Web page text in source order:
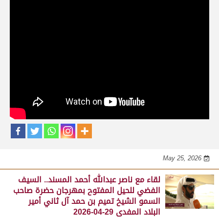
May 25, 2026
لقاء مع جابر بن سالم بن فاران.. مضمر هجن الشحانية الفائز
بالسيف الذهبي للحيل المفتوح بميدان الوثبة 22-05-2026
May 25, 2026
لقاء مع ناصر عبدالله أحمد المسند.. السيف
الفضي للحيل المفتوح بمهرجان حضرة صاحب
السمو الشيخ تميم بن حمد آل ثاني أمير
البلاد المفدى 29-04-2026